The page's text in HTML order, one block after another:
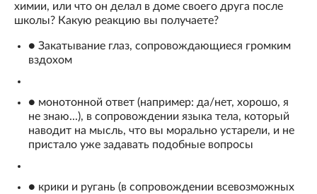
химии, или что он делал в доме своего друга после
школы? Какую реакцию вы получаете?
● Закатывание глаз, сопровождающиеся громким
вздохом
● монотонной ответ (например: да/нет, хорошо, я
не знаю...), в сопровождении языка тела, который
наводит на мысль, что вы морально устарели, и не
пристало уже задавать подобные вопросы
● крики и ругань (в сопровождении всевозможных